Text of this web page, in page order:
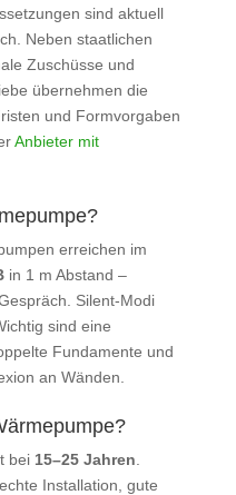
sind aktuell
Neben staatlichen
Zuschüsse und
übernehmen die
und Formvorgaben
Anbieter mit
erreichen im
in 1 m Abstand –
Silent‑Modi
sind eine
Fundamente und
an Wänden.
bei 15–25 Jahren
Installation, gute